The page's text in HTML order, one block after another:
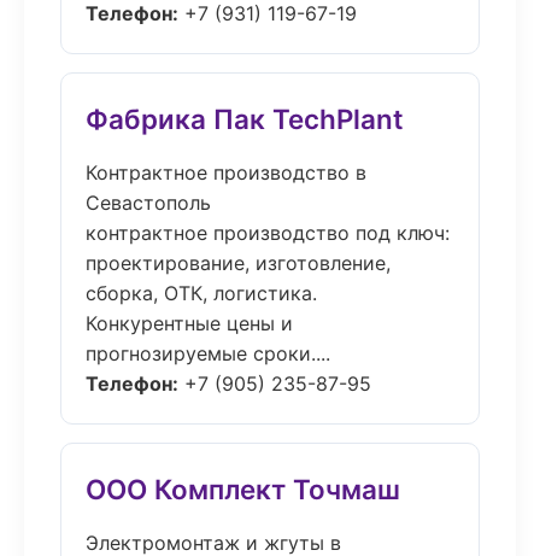
Телефон: +7 (931) 119-67-19
Фабрика Пак TechPlant
Контрактное производство в
Севастополь
контрактное производство под ключ:
проектирование, изготовление,
сборка, ОТК, логистика.
Конкурентные цены и
прогнозируемые сроки....
Телефон: +7 (905) 235-87-95
ООО Комплект Точмаш
Электромонтаж и жгуты в